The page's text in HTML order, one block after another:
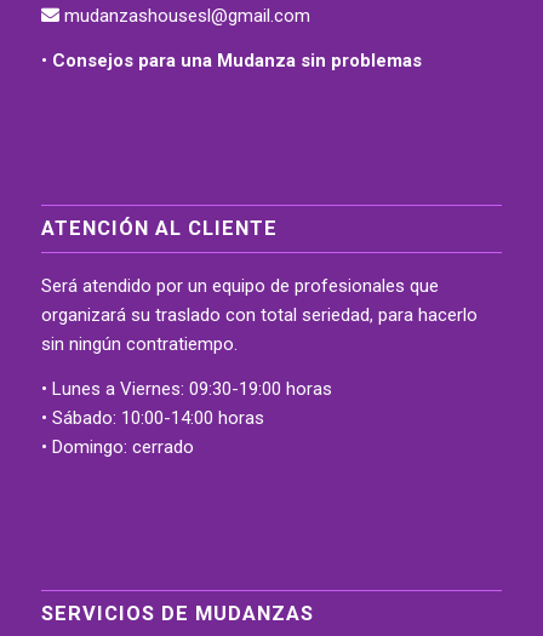
mudanzashousesl@gmail.com
• Consejos para una Mudanza sin problemas
ATENCIÓN AL CLIENTE
Será atendido por un equipo de profesionales que
organizará su traslado con total seriedad, para hacerlo
sin ningún contratiempo.
• Lunes a Viernes: 09:30-19:00 horas
• Sábado: 10:00-14:00 horas
• Domingo: cerrado
SERVICIOS DE MUDANZAS